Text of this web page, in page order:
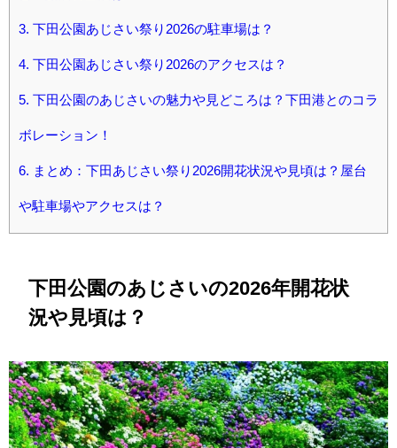
3. 下田公園あじさい祭り2026の駐車場は？
4. 下田公園あじさい祭り2026のアクセスは？
5. 下田公園のあじさいの魅力や見どころは？下田港とのコラ
ボレーション！
6. まとめ：下田あじさい祭り2026開花状況や見頃は？屋台
や駐車場やアクセスは？
下田公園のあじさいの2026年開花状
況や見頃は？